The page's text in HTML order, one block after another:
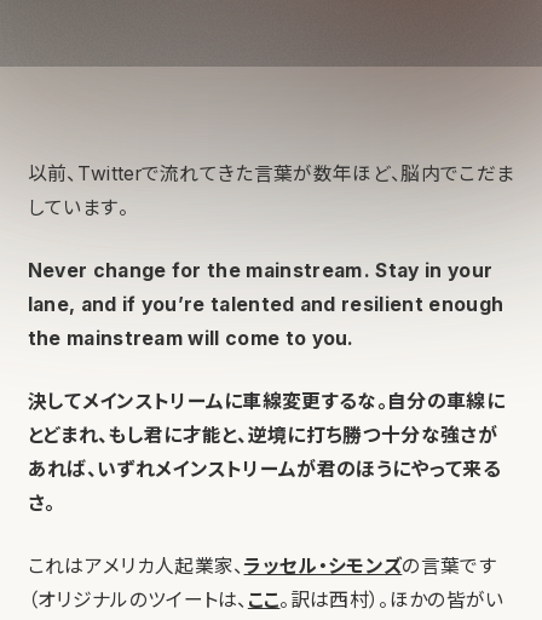
以前、Twitterで流れてきた言葉が数年ほど、脳内でこだま
しています。
Never change for the mainstream . Stay in your
lane, and if you’re talented and resilient enough
the mainstream will come to you.
決してメインストリームに車線変更するな。自分の車線に
とどまれ、もし君に才能と、逆境に打ち勝つ十分な強さが
あれば、いずれメインストリームが君のほうにやって来る
さ。
これはアメリカ人起業家、 ラッセル・シモンズの言葉です
（オリジナルのツイートは、 ここ。訳は西村）。ほかの皆がい